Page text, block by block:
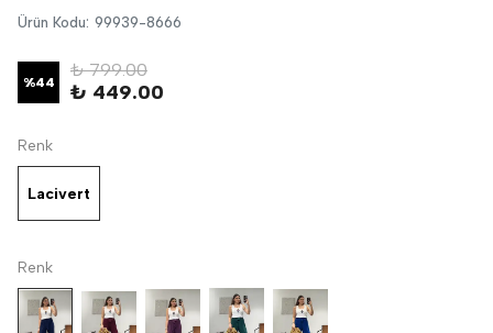
Ürün Kodu: 99939-8666
%44
₺ 799.00
₺ 449.00
Renk
Lacivert
Renk